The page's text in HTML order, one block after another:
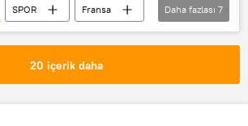
SPOR
Fransa
Paris
Avrupa
Daha fazlası 7
20 içerik daha